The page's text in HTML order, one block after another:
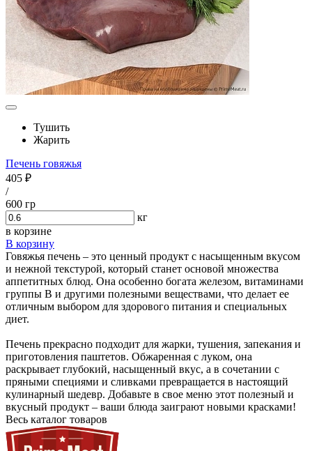
Тушить
Жарить
Печень говяжья
405 ₽
/
600 гр
кг
в корзине
В корзину
Говяжья печень – это ценный продукт с насыщенным вкусом
и нежной текстурой, который станет основой множества
аппетитных блюд. Она особенно богата железом, витаминами
группы B и другими полезными веществами, что делает ее
отличным выбором для здорового питания и специальных
диет.
Печень прекрасно подходит для жарки, тушения, запекания и
приготовления паштетов. Обжаренная с луком, она
раскрывает глубокий, насыщенный вкус, а в сочетании с
пряными специями и сливками превращается в настоящий
кулинарный шедевр. Добавьте в свое меню этот полезный и
вкусный продукт – ваши блюда заиграют новыми красками!
Весь каталог товаров